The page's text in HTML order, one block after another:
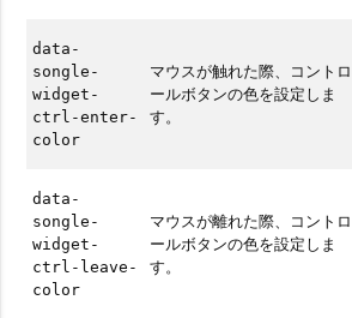
data-
songle-
widget-
ctrl-enter-
color
マウスが触れた際、コントロ
ールボタンの色を設定しま
す。
data-
songle-
widget-
ctrl-leave-
color
マウスが離れた際、コントロ
ールボタンの色を設定しま
す。